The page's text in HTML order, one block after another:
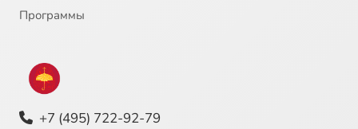
Программы
+7 (495) 722-92-79